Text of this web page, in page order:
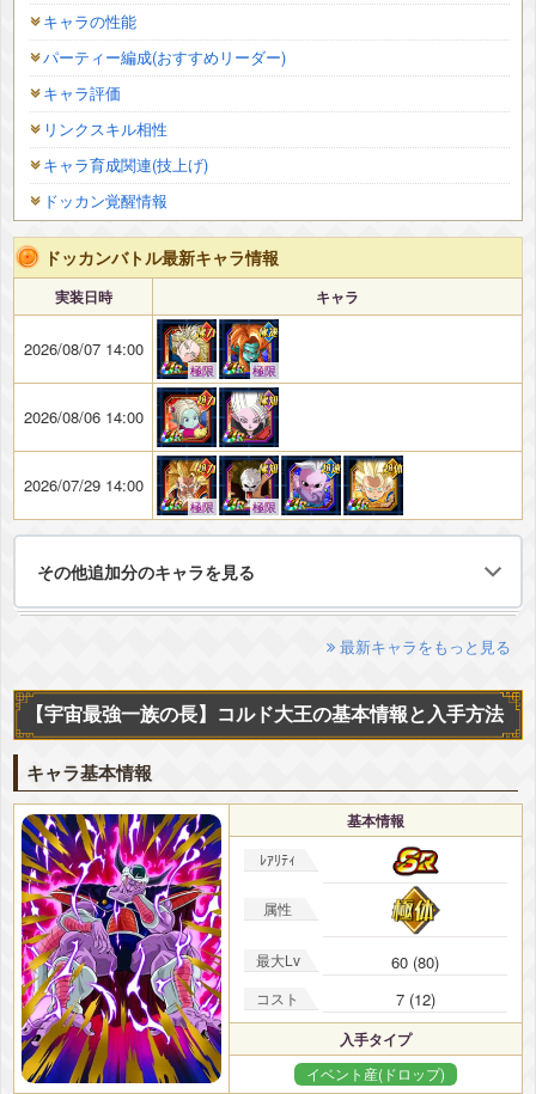
キャラの性能
パーティー編成(おすすめリーダー)
キャラ評価
リンクスキル相性
キャラ育成関連(技上げ)
ドッカン覚醒情報
ドッカンバトル最新キャラ情報
実装日時 キャラ
2026/08/07 14:00
極限 極限
2026/08/06 14:00
2026/07/29 14:00
極限 極限
その他追加分のキャラを見る
最新キャラをもっと見る
【宇宙最強一族の長】コルド大王の基本情報と入手方法
キャラ基本情報
基本情報
ﾚｱﾘﾃｨ
属性
最大Lv 60 (80)
コスト 7 (12)
入手タイプ
イベント産(ドロップ)